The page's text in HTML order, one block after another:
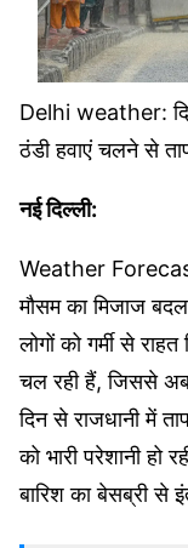
Delhi weather:
ठंडी हवाएं चलने से
नई दिल्ली:
Weather
मौसम का मिजाज
लोगों को गर्मी से
चल रही हैं, जिससे अब
दिन से राजधानी में
को भारी परेशानी
बारिश का बेसब्री से